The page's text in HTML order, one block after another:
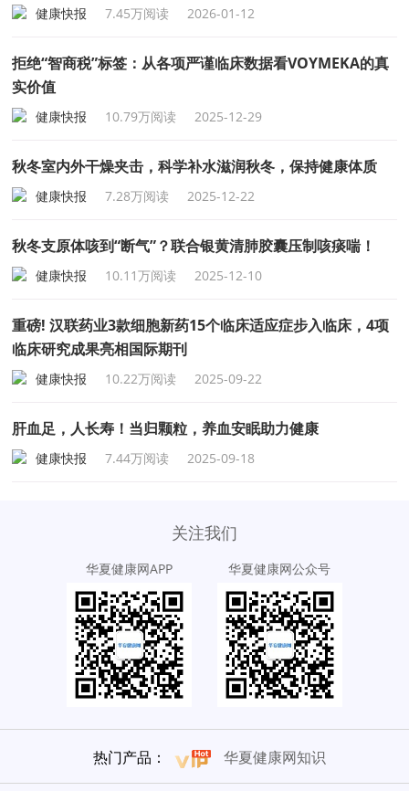
健康快报 7.45万阅读 2026-01-12
拒绝“智商税”标签：从各项严谨临床数据看VOYMEKA的真
实价值
健康快报 10.79万阅读 2025-12-29
秋冬室内外干燥夹击，科学补水滋润秋冬，保持健康体质
健康快报 7.28万阅读 2025-12-22
秋冬支原体咳到“断气”？联合银黄清肺胶囊压制咳痰喘！
健康快报 10.11万阅读 2025-12-10
重磅! 汉联药业3款细胞新药15个临床适应症步入临床，4项
临床研究成果亮相国际期刊
健康快报 10.22万阅读 2025-09-22
肝血足，人长寿！当归颗粒，养血安眠助力健康
健康快报 7.44万阅读 2025-09-18
关注我们
华夏健康网APP 华夏健康网公众号
热门产品： 华夏健康网知识